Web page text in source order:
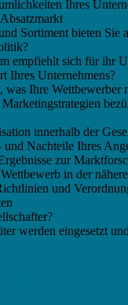
Ihres
Sortiment bieten Sie
empfiehlt sich für ihr
Ihres Unternehmens?
was Ihre Wettbewerber
innerhalb der
und Nachteile Ihres
zur
in der
und
werden eingesetzt